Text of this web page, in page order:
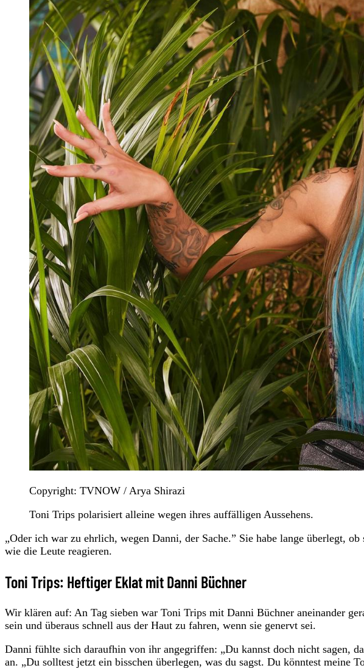
Copyright: TVNOW / Arya Shirazi
Toni Trips polarisiert alleine wegen ihres auffälligen Aussehens.
„Oder ich war zu ehrlich, wegen Danni, der Sache.” Sie habe lange überlegt,
wie die Leute reagieren.
Toni Trips: Heftiger Eklat mit Danni Büchner
Wir klären auf: An Tag sieben war Toni Trips mit Danni Büchner aneinander
sein und überaus schnell aus der Haut zu fahren, wenn sie genervt sei.
Danni fühlte sich daraufhin von ihr angegriffen: „Du kannst doch nicht sagen,
an. „Du solltest jetzt ein bisschen überlegen, was du sagst. Du könntest meine